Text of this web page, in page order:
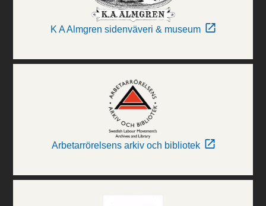
K A Almgren sidenväveri & museum
Arbetarrörelsens arkiv och bibliotek